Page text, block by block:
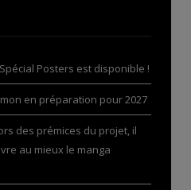
Posters est disponible !
en préparation pour 2027
des prémices du projet, il
au mieux le manga